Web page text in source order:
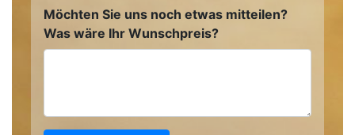
Möchten Sie uns noch etwas mitteilen?
Was wäre Ihr Wunschpreis?